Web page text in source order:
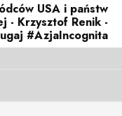
USA i państw
- Krzysztof Renik -
#AzjaIncognita